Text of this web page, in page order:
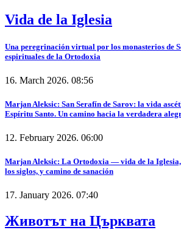
Vida de la Iglesia
Una peregrinación virtual por los monasterios de
espirituales de la Ortodoxia
16. March 2026. 08:56
Marjan Aleksic: San Serafín de Sarov: la vida
Espíritu Santo. Un camino hacia la verdadera
12. February 2026. 06:00
Marjan Aleksic: La Ortodoxia — vida de la
los siglos, y camino de sanación
17. January 2026. 07:40
Животът на Църквата